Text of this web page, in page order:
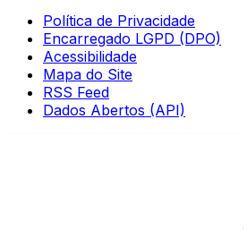
Política de Privacidade
Encarregado LGPD (DPO)
Acessibilidade
Mapa do Site
RSS Feed
Dados Abertos (API)